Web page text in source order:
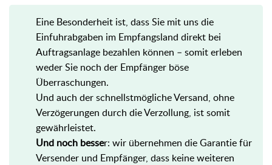
Eine Besonderheit ist, dass Sie mit uns die
Einfuhrabgaben im Empfangsland direkt bei
Auftragsanlage bezahlen können – somit erleben
weder Sie noch der Empfänger böse
Überraschungen.
Und auch der schnellstmögliche Versand, ohne
Verzögerungen durch die Verzollung, ist somit
gewährleistet.
Und noch besser: wir übernehmen die Garantie für
Versender und Empfänger, dass keine weiteren